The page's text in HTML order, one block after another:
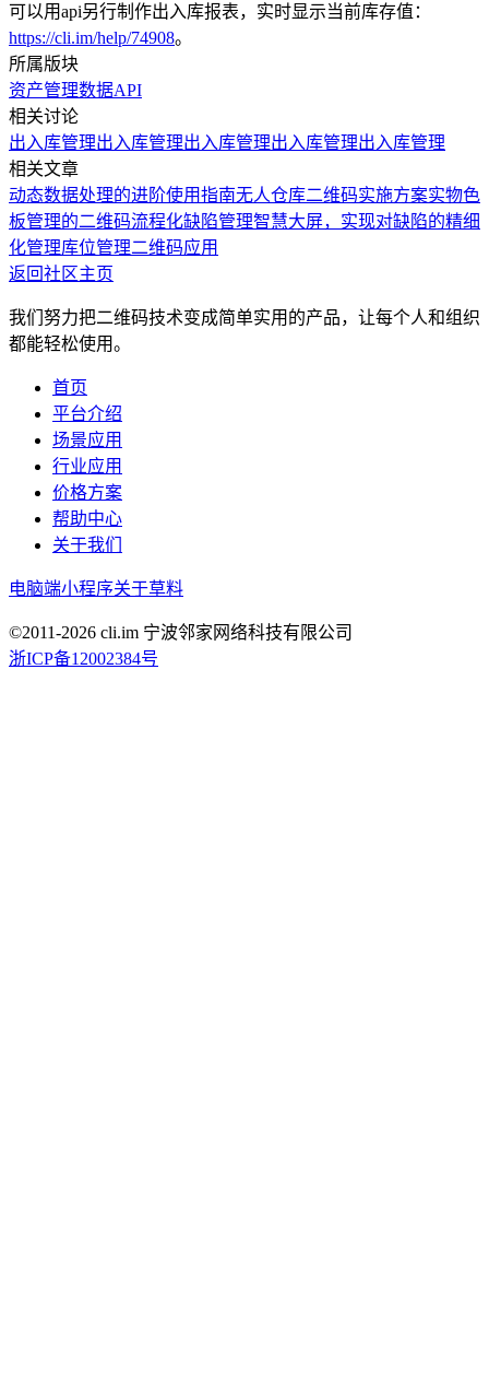
可以用api另行制作出入库报表，实时显示当前库存值：
https://cli.im/help/74908。
所属版块
资产管理数据API
相关讨论
出入库管理出入库管理出入库管理出入库管理出入库管理
相关文章
动态数据处理的进阶使用指南无人仓库二维码实施方案实物色
板管理的二维码流程化缺陷管理智慧大屏，实现对缺陷的精细
化管理库位管理二维码应用
返回社区主页
我们努力把二维码技术变成简单实用的产品，让每个人和组织
都能轻松使用。
首页
平台介绍
场景应用
行业应用
价格方案
帮助中心
关于我们
电脑端小程序关于草料
©2011-2026 cli.im 宁波邻家网络科技有限公司
浙ICP备12002384号